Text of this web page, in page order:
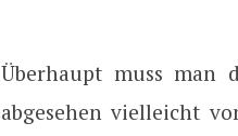
Überhaupt muss man
abgesehen vielleicht